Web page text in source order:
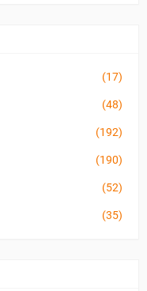
(17)
(48)
(192)
(190)
(52)
(35)